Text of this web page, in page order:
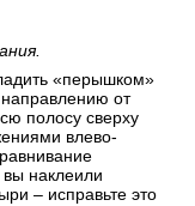
«перышком»
от
полосу сверху
влево-
наклеили
– исправьте это